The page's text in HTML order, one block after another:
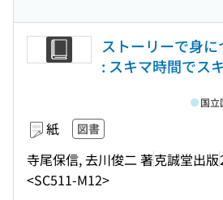
ストーリーで身
: スキマ時間でス
紙 図書
寺尾保信, 去川俊二 著克誠堂出版
<SC511-M12>
国立